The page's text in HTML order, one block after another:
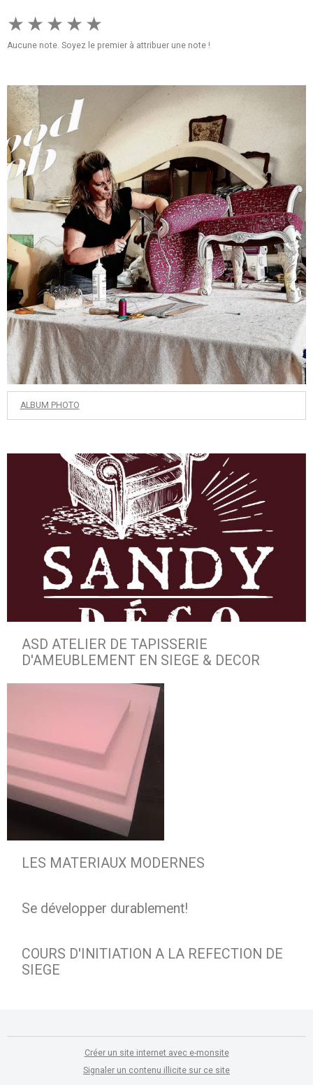
★ ★ ★ ★ ★
Aucune note. Soyez le premier à attribuer une note !
ALBUM PHOTO
ASD ATELIER DE TAPISSERIE
D'AMEUBLEMENT EN SIEGE & DECOR
LES MATERIAUX MODERNES
Se développer durablement!
COURS D'INITIATION A LA REFECTION DE
SIEGE
Créer un site internet avec e-monsite
Signaler un contenu illicite sur ce site